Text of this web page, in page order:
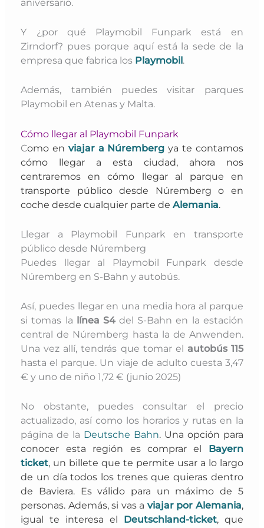
Y ¿por qué Playmobil Funpark está en
Zirndorf? pues porque aquí está la sede de la
empresa que fabrica los Playmobil.
Además, también puedes visitar parques
Playmobil en Atenas y Malta.
Cómo llegar al Playmobil Funpark
Como en viajar a Núremberg ya te contamos
cómo llegar a esta ciudad, ahora nos
centraremos en cómo llegar al parque en
transporte público desde Núremberg o en
coche desde cualquier parte deAlemania.
Llegar a Playmobil Funpark en transporte
público desde Núremberg
Puedes llegar al Playmobil Funpark desde
Núremberg en S-Bahn y autobús.
Así, puedes llegar en una media hora al parque
si tomas la línea S4del S-Bahn en la estación
central de Núremberg hasta la de Anwenden.
Una vez allí, tendrás que tomar el autobús 115
hasta el parque. Un viaje de adulto cuesta 3,47
€ y uno de niño 1,72 € (junio 2025)
No obstante, puedes consultar el precio
actualizado, así como los horarios y rutas en la
página de la Deutsche Bahn. Una opción para
conocer esta región es comprar el Bayern
ticket, un billete que te permite usar a lo largo
de un día todos los trenes que quieras dentro
de Baviera. Es válido para un máximo de 5
personas. Además, si vas a viajar por Alemania,
igual te interesa el Deutschland-ticket,que